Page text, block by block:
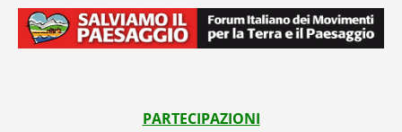
PARTECIPAZIONI